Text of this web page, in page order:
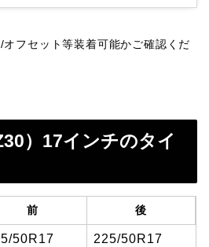
フセット等装着可能かご確認くだ
）17インチのタイ
前 後
50R17 225/50R17